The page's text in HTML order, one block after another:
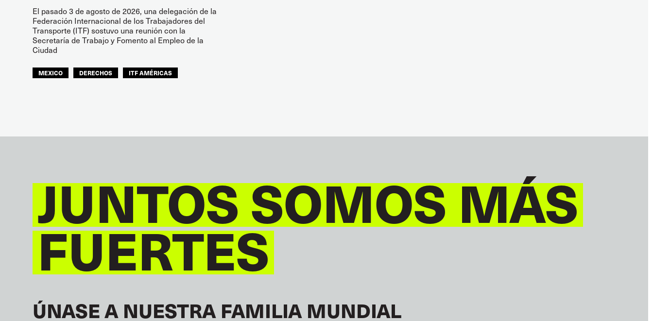
El pasado 3 de agosto de 2026, una delegación de la
Federación Internacional de los Trabajadores del
Transporte (ITF) sostuvo una reunión con la
Secretaría de Trabajo y Fomento al Empleo de la
Ciudad
MEXICO DERECHOS ITF AMÉRICAS
JUNTOS SOMOS MÁS
FUERTES
ÚNASE A NUESTRA FAMILIA MUNDIAL